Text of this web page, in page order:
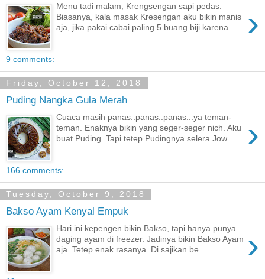
›
Menu tadi malam, Krengsengan sapi pedas.
Biasanya, kala masak Kresengan aku bikin manis
aja, jika pakai cabai paling 5 buang biji karena...
9 comments:
Friday, October 12, 2018
Puding Nangka Gula Merah
›
Cuaca masih panas..panas..panas...ya teman-
teman. Enaknya bikin yang seger-seger nich. Aku
buat Puding. Tapi tetep Pudingnya selera Jow...
166 comments:
Tuesday, October 9, 2018
Bakso Ayam Kenyal Empuk
›
Hari ini kepengen bikin Bakso, tapi hanya punya
daging ayam di freezer. Jadinya bikin Bakso Ayam
aja. Tetep enak rasanya. Di sajikan be...